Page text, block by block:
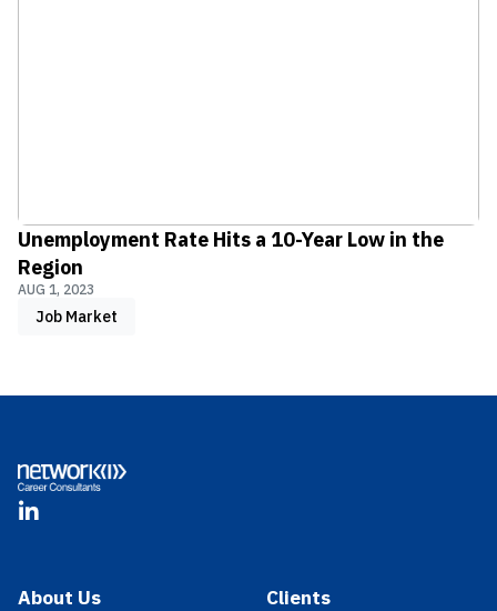
Unemployment Rate Hits a 10-Year Low in the
Region
AUG 1, 2023
Job Market
LinkedIn
About Us Clients